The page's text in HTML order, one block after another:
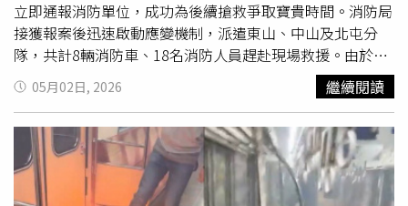
立即通報消防單位，成功為後續搶救爭取寶貴時間。消防局
接獲報案後迅速啟動應變機制，派遣東山、中山及北屯分
隊，共計8輛消防車、18名消防人員趕赴現場救援。由於該
地點鄰近通往大坑風景區的重要交通幹道，濃煙一度瀰漫整
條道路，影響能見度，也讓經過車輛與行人感到不安。消防
人員抵達時發現，起火建築為一樓鋼筋混凝土（RC）結
構、二樓為鐵皮加蓋的混合式建物。火勢主要集中於一樓廚
房天花板，並迅速向上延燒至二樓倉庫區，導致二樓冒出大
量濃煙。由於廚房環境多為高溫與油煙設備，一旦起火，火
05月02日, 2026 繼續閱讀